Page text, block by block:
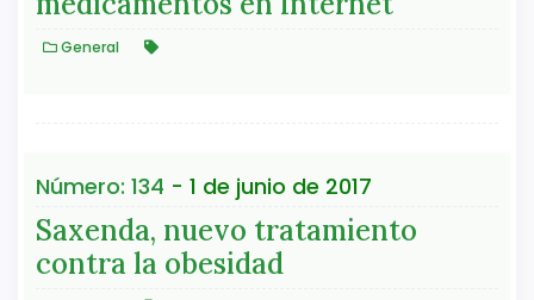
General
Número: 134 - 1 de junio de 2017
Saxenda, nuevo tratamiento
contra la obesidad